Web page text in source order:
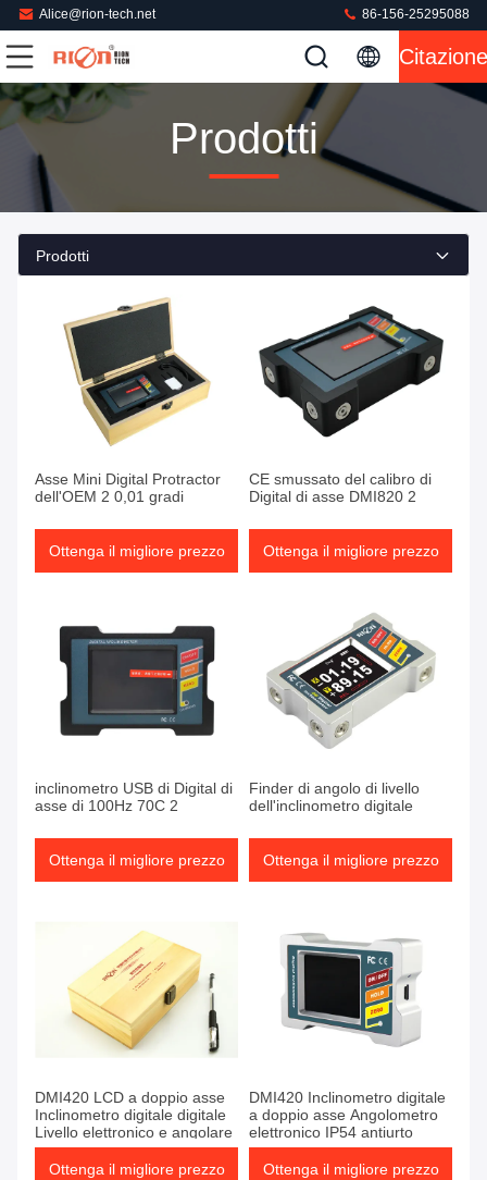
Alice@rion-tech.net 86-156-25295088
Citazione
Prodotti
Prodotti
Asse Mini Digital Protractor
dell'OEM 2 0,01 gradi
Ottenga il migliore prezzo
CE smussato del calibro di
Digital di asse DMI820 2
Ottenga il migliore prezzo
inclinometro USB di Digital di
asse di 100Hz 70C 2
Ottenga il migliore prezzo
Finder di angolo di livello
dell'inclinometro digitale
Ottenga il migliore prezzo
DMI420 LCD a doppio asse
Inclinometro digitale digitale
Livello elettronico e angolare
Ottenga il migliore prezzo
DMI420 Inclinometro digitale
a doppio asse Angolometro
elettronico IP54 antiurto
Ottenga il migliore prezzo